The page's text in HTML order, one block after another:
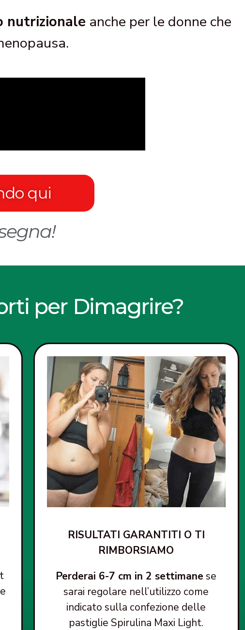
nutrizionale anche per le donne che
qui
per Dimagrire?
RISULTATI GARANTITI O TI
RIMBORSIAMO
Perderai 6-7 cm in 2 settimane se
sarai regolare nell’utilizzo come
indicato sulla confezione delle
pastiglie Spirulina Maxi Light.